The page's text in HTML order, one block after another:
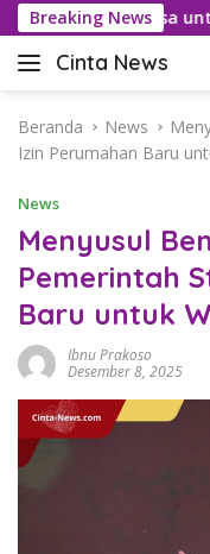
a
Breaking News
Bebas Visa untuk
Cinta News
C
n
t
N
e
w
s
–
a
a
r
Beranda News
Izin Perumahan Baru
News
Menyusul
Pemerintah
Baru untuk
Ibnu Prakoso
Desember 8, 2025